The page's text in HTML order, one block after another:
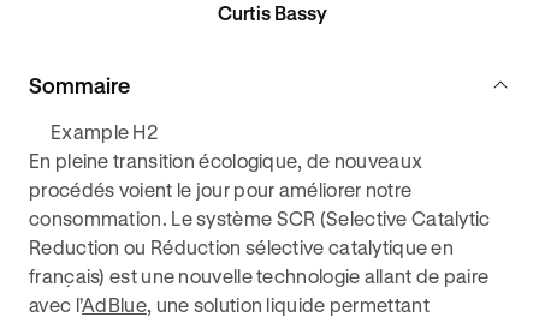
Curtis Bassy
Sommaire
Example H2
En pleine transition écologique, de nouveaux
procédés voient le jour pour améliorer notre
consommation. Le système SCR (Selective Catalytic
Reduction ou Réduction sélective catalytique en
français) est une nouvelle technologie allant de paire
avec l’AdBlue, une solution liquide permettant